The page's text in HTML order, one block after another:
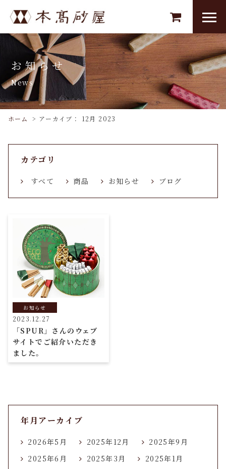
お知らせ
News
ホーム > アーカイブ： 12月 2023
カテゴリ
すべて 商品 お知らせ ブログ
お知らせ
2023.12.27
「SPUR」さんのウェブ
サイトでご紹介いただき
ました。
年月アーカイブ
2026年5月 2025年12月
2025年9月
2025年6月
2025年3月
2025年1月